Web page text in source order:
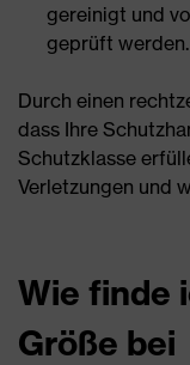
gereinigt und
geprüft werden.
Durch einen
dass Ihre
Schutzklasse
Verletzungen und
Wie finde
Größe bei